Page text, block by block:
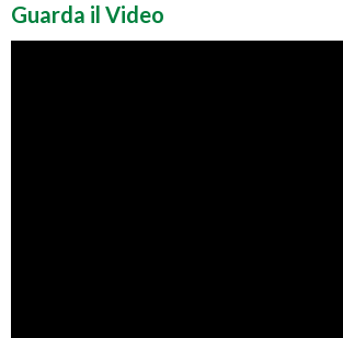
Guarda il Video